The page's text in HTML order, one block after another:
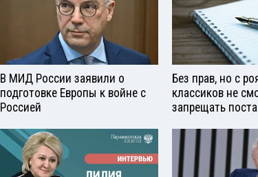
В МИД России заявили о
подготовке Европы к войне с
Россией
Без прав, но с
классиков не
запрещать